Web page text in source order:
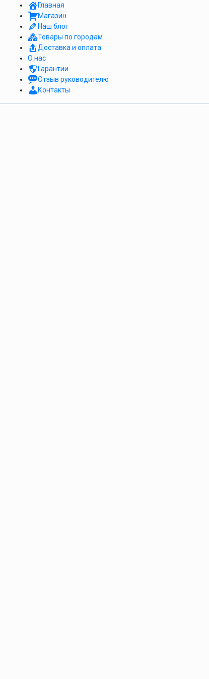
Главная
Магазин
Наш блог
Товары по городам
Доставка и оплата
О нас
Гарантии
Отзыв руководителю
Контакты